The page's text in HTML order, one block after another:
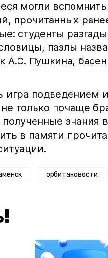
могли
прочитанных
студенты
пазлы
А.С. Пушкина,
игра подведением
не только почаще
знания
в памяти
орбитановости